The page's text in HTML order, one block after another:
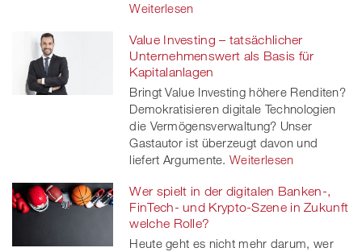
Weiterlesen
Value Investing – tatsächlicher
Unternehmenswert als Basis für
Kapitalanlagen
Bringt Value Investing höhere Renditen?
Demokratisieren digitale Technologien
die Vermögensverwaltung? Unser
Gastautor ist überzeugt davon und
liefert Argumente. Weiterlesen
Wer spielt in der digitalen Banken-,
FinTech- und Krypto-Szene in Zukunft
welche Rolle?
Heute geht es nicht mehr darum, wer